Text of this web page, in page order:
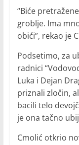
“Biće
groblje. Ima
obići”, rekao je
Podsetimo, za
radnici
Luka i Dejan
priznali zločin,
bacili telo
je ona tačno
Cmolić otkrio